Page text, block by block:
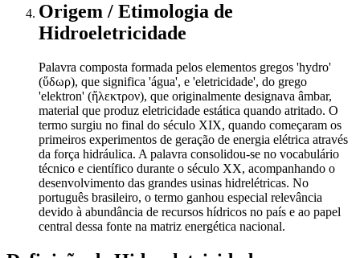
Origem / Etimologia de
Hidroeletricidade
Palavra composta formada pelos elementos gregos 'hydro'
(ὕδωρ), que significa 'água', e 'eletricidade', do grego
'elektron' (ἤλεκτρον), que originalmente designava âmbar,
material que produz eletricidade estática quando atritado. O
termo surgiu no final do século XIX, quando começaram os
primeiros experimentos de geração de energia elétrica através
da força hidráulica. A palavra consolidou-se no vocabulário
técnico e científico durante o século XX, acompanhando o
desenvolvimento das grandes usinas hidrelétricas. No
português brasileiro, o termo ganhou especial relevância
devido à abundância de recursos hídricos no país e ao papel
central dessa fonte na matriz energética nacional.